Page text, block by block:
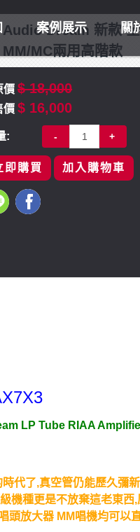
案例展示 關
Audio Dream 新款
MM/MC兩用高階款
價 $ 18,000
價 $ 16,000
: - +
即購買 加入購物車
LP Tube RIAA
代了,真空管仍能歷久彌
機種更是不放棄這老東西
頭放大器 MM唱機均可以